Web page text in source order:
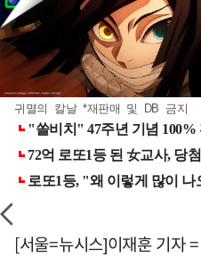
귀멸의 칼날 *재판매 및 DB 금지
[서울=뉴시스]이재훈 기자